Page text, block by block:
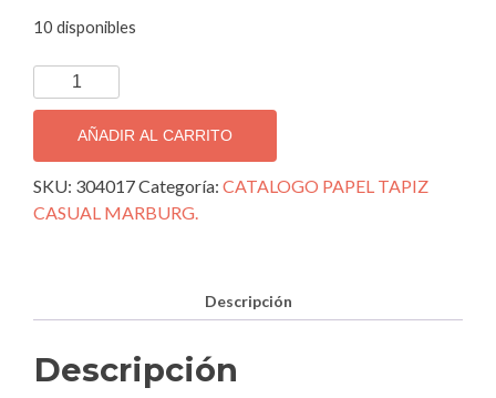
10 disponibles
PAPEL
TAPIZ
DECORATIVO
IMPORTADO
CASUAL
30417.
AÑADIR AL CARRITO
SKU: 304017Categoría: CATALOGO PAPEL TAPIZ
CASUAL MARBURG.
Descripción
Descripción